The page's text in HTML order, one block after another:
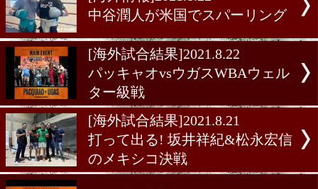
[海外情報]2021.9.1
今週末は女子4団体統一王
イラー登場
[海外情報]2021.9.1
オスカル・バルデスにドー
グ違反の疑い
[試合日程]2021.8.25